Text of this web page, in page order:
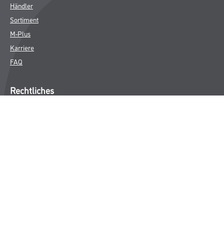
Händler
Sortiment
M-Plus
Karriere
FAQ
Rechtliches